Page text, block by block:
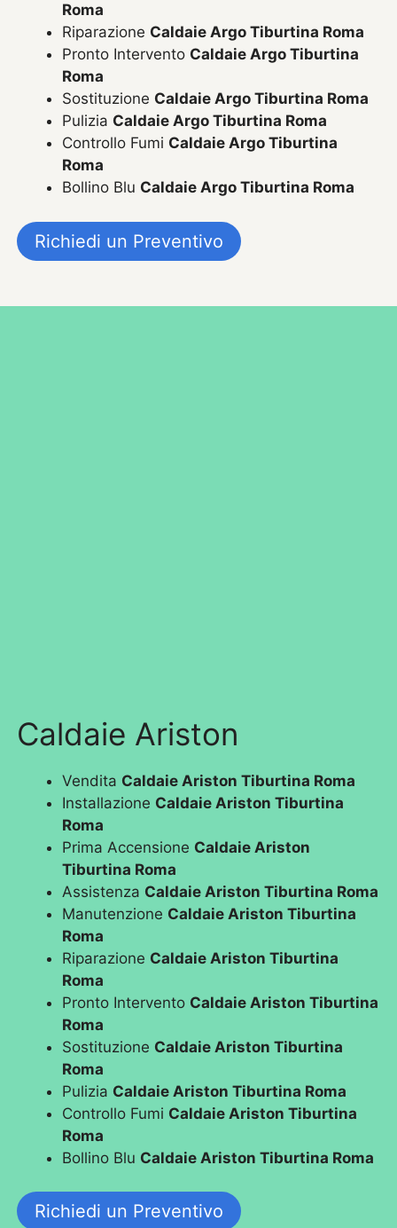
Roma
Riparazione Caldaie Argo Tiburtina Roma
Pronto Intervento Caldaie Argo Tiburtina
Roma
Sostituzione Caldaie Argo Tiburtina Roma
Pulizia Caldaie Argo Tiburtina Roma
Controllo Fumi Caldaie Argo Tiburtina
Roma
Bollino Blu Caldaie Argo Tiburtina Roma
Richiedi un Preventivo
Caldaie Ariston
Vendita Caldaie Ariston Tiburtina Roma
Installazione Caldaie Ariston Tiburtina
Roma
Prima Accensione Caldaie Ariston
Tiburtina Roma
Assistenza Caldaie Ariston Tiburtina Roma
Manutenzione Caldaie Ariston Tiburtina
Roma
Riparazione Caldaie Ariston Tiburtina
Roma
Pronto Intervento Caldaie Ariston Tiburtina
Roma
Sostituzione Caldaie Ariston Tiburtina
Roma
Pulizia Caldaie Ariston Tiburtina Roma
Controllo Fumi Caldaie Ariston Tiburtina
Roma
Bollino Blu Caldaie Ariston Tiburtina Roma
Richiedi un Preventivo